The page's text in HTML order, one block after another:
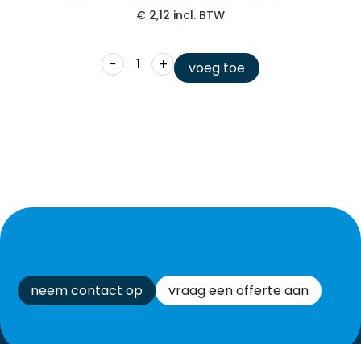
€ 2,12 incl. BTW
− + voeg toe
neem contact op vraag een offerte aan